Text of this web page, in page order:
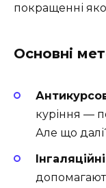
покращенні
Основні
куріння —
Але що